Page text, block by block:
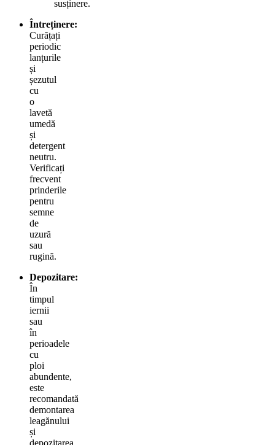
susținere.
Întreținere:
Curățați
periodic
lanțurile
și
șezutul
cu
o
lavetă
umedă
și
detergent
neutru.
Verificați
frecvent
prinderile
pentru
semne
de
uzură
sau
rugină.
Depozitare:
În
timpul
iernii
sau
în
perioadele
cu
ploi
abundente,
este
recomandată
demontarea
leagănului
și